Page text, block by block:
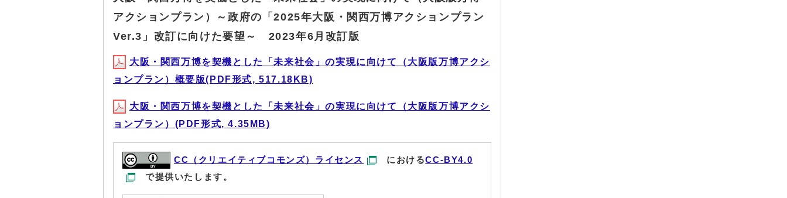
アクションプラン）～政府の「2025年大阪・関西万博アクションプラン
Ver.3」改訂に向けた要望～ 2023年6月改訂版
大阪・関西万博を契機とした「未来社会」の実現に向けて（大阪版万博アクシ
ョンプラン）概要版(PDF形式, 517.18KB)
大阪・関西万博を契機とした「未来社会」の実現に向けて（大阪版万博アクシ
ョンプラン）(PDF形式, 4.35MB)
CC（クリエイティブコモンズ）ライセンス におけるCC-BY4.0
で提供いたします。